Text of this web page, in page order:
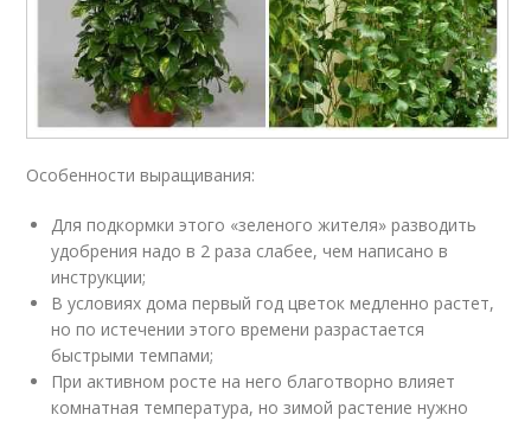
Особенности выращивания:
Для подкормки этого «зеленого жителя» разводить
удобрения надо в 2 раза слабее, чем написано в
инструкции;
В условиях дома первый год цветок медленно растет,
но по истечении этого времени разрастается
быстрыми темпами;
При активном росте на него благотворно влияет
комнатная температура, но зимой растение нужно